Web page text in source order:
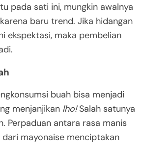
pada sati ini, mungkin awalnya
baru trend. Jika hidangan
ekspektasi, maka pembelian
buah bisa menjadi
menjanjikan lho!Salah satunya
Perpaduan antara rasa manis
mayonaise menciptakan